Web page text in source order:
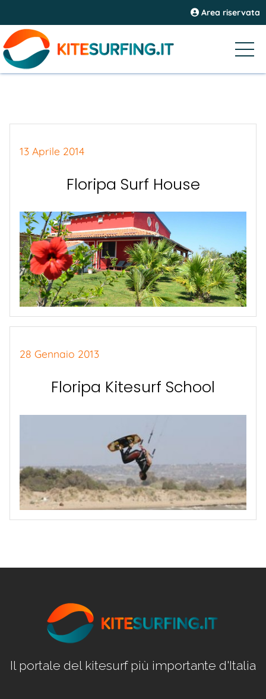
Area riservata
13 Aprile 2014
Floripa Surf House
28 Gennaio 2013
Floripa Kitesurf School
Il portale del kitesurf più importante d'Italia